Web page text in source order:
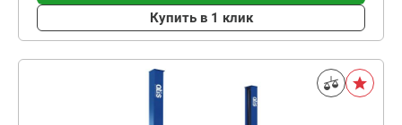
Купить в 1 клик